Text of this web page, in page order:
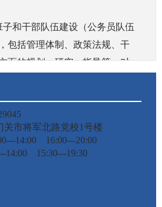
和干部队伍建设（公务员队伍
包括管理体制、政策法规、干
面的规划、研究、指导等，对
作和人才队伍建设宏观管
定，指导协调专项人才工作以
关市将军北路党校1号楼
14:00 16:00---20:00
15:30---19:30